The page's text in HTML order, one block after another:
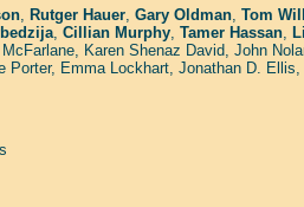
, Rutger Hauer, Gary Oldman, Tom
, Cillian Murphy, Tamer Hassan,
, Karen Shenaz David, John
Porter, Emma Lockhart, Jonathan D. Ellis,